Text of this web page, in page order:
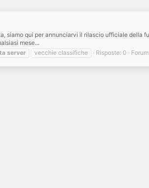
siamo qui per annunciarvi il rilascio ufficiale della
mese...
server vecchie classifiche Risposte: 0